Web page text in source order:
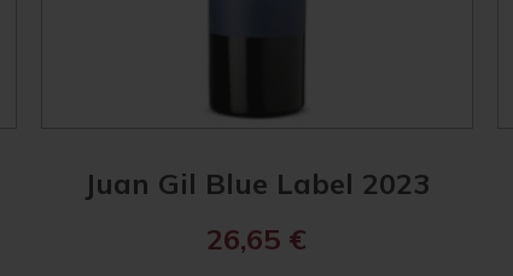
Juan Gil Blue Label 2023
26,65 €